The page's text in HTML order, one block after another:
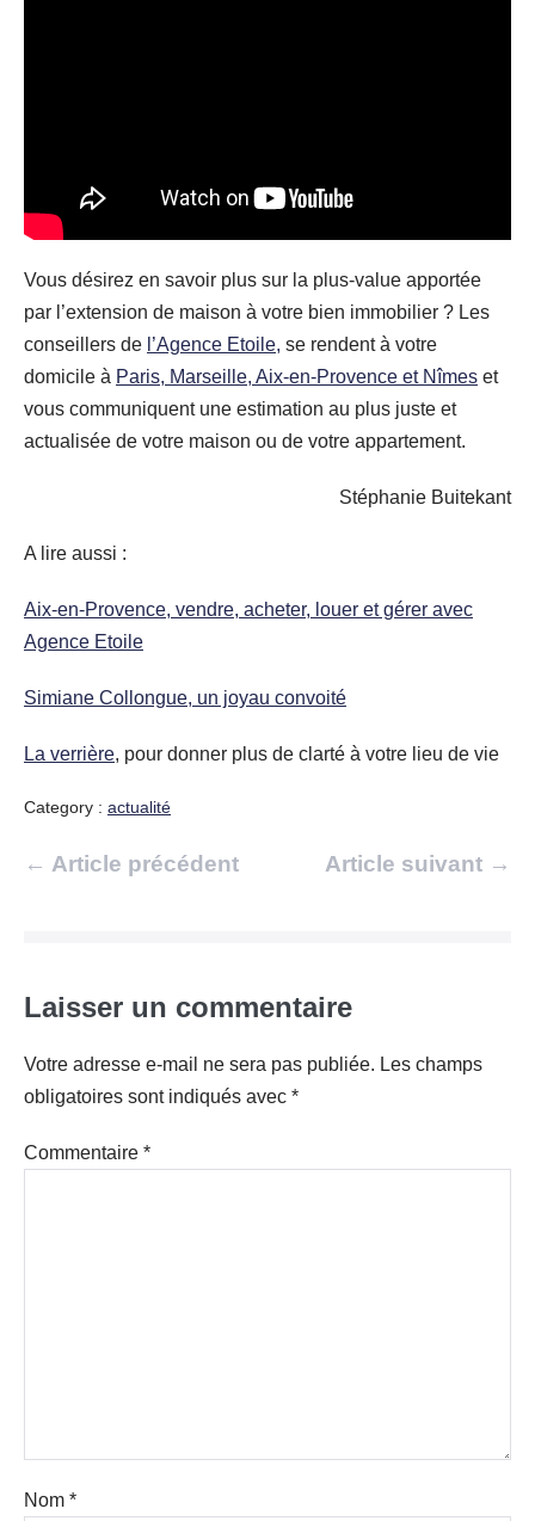
Vous désirez en savoir plus sur la plus-value apportée
par l’extension de maison à votre bien immobilier ? Les
conseillers de l’Agence Etoile, se rendent à votre
domicile à Paris, Marseille, Aix-en-Provence et Nîmes et
vous communiquent une estimation au plus juste et
actualisée de votre maison ou de votre appartement.
Stéphanie Buitekant
A lire aussi :
Aix-en-Provence, vendre, acheter, louer et gérer avec
Agence Etoile
Simiane Collongue, un joyau convoité
La verrière, pour donner plus de clarté à votre lieu de vie
Category : actualité
Navigation
← Article précédent Article suivant →
Laisser un commentaire
Votre adresse e-mail ne sera pas publiée. Les champs
obligatoires sont indiqués avec *
Commentaire *
Nom *